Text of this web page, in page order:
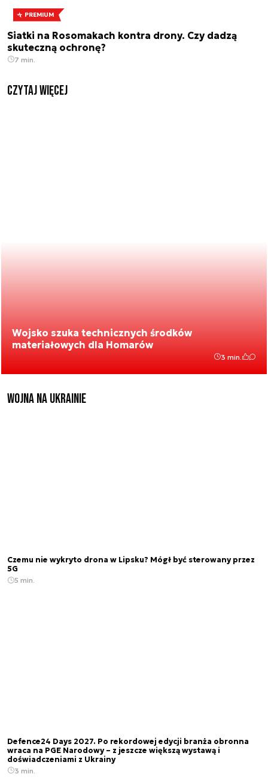
PREMIUM
Siatki na Rosomakach kontra drony. Czy dadzą
skuteczną ochronę?
7 min.
czytaj więcej
Wojsko szuka technicznych środków
materiałowych dla Homarów
3 min.
Wojna na Ukrainie
Czemu nie wykryto drona w Lipsku? Mógł być sterowany przez
5G
5 min.
Defence24 Days 2027. Po rekordowej edycji branża obronna
wraca na PGE Narodowy – z jeszcze większą wystawą i
doświadczeniami z Ukrainy
3 min.